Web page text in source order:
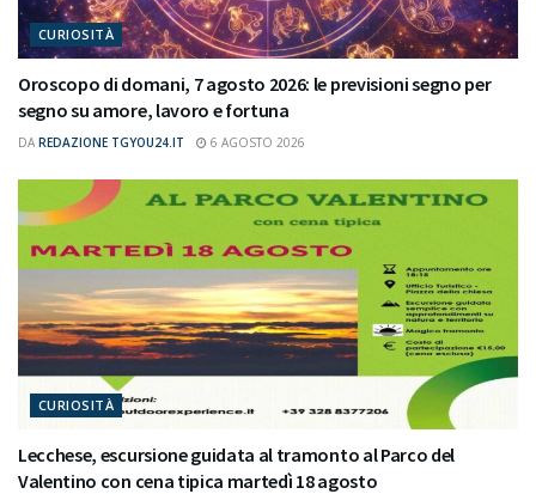
CURIOSITÀ
Oroscopo di domani, 7 agosto 2026: le previsioni segno per
segno su amore, lavoro e fortuna
DA REDAZIONE TGYOU24.IT 6 AGOSTO 2026
CURIOSITÀ
Lecchese, escursione guidata al tramonto al Parco del
Valentino con cena tipica martedì 18 agosto